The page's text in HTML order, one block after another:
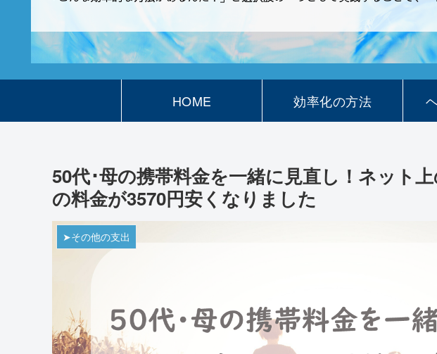
HOME 効率化の方法
50代･母の携帯料金を一緒に見直し！ネット
の料金が3570円安くなりました
➤その他の支出